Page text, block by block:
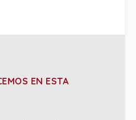
EN ESTA